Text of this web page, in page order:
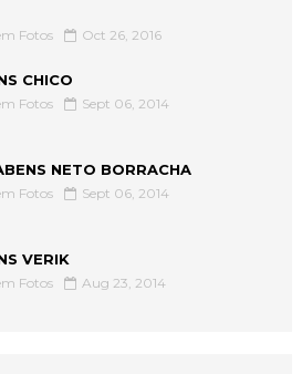
Fotos Oct 26, 2016
CHICO
Fotos Sept 06, 2014
NETO BORRACHA
Fotos Sept 06, 2014
VERIK
Fotos Aug 23, 2014